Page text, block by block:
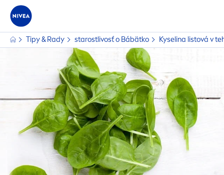
Tipy & Rady starostlivosť o Bábätko Kyselina listová v